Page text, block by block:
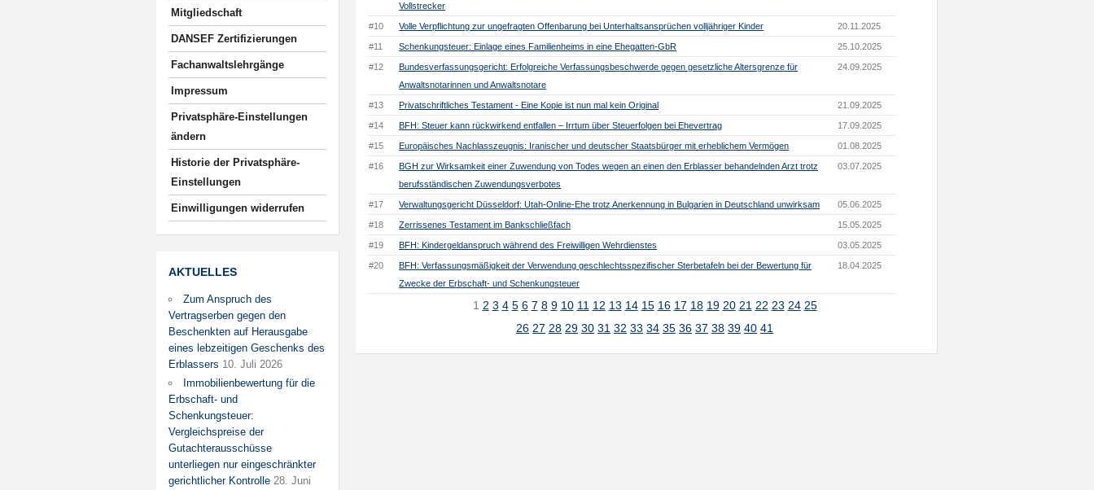
Mitgliedschaft
DANSEF Zertifizierungen
Fachanwaltslehrgänge
Impressum
Privatsphäre-Einstellungen
ändern
Historie der Privatsphäre-
Einstellungen
Einwilligungen widerrufen
AKTUELLES
Zum Anspruch des
Vertragserben gegen den
Beschenkten auf Herausgabe
eines lebzeitigen Geschenks des
Erblassers 10. Juli 2026
Immobilienbewertung für die
Erbschaft- und
Schenkungsteuer:
Vergleichspreise der
Gutachterausschüsse
unterliegen nur eingeschränkter
gerichtlicher Kontrolle 28. Juni
Vollstrecker
#10 Volle Verpflichtung zur ungefragten Offenbarung bei Unterhaltsansprüchen volljähriger Kinder 20.11.2025
#11 Schenkungsteuer: Einlage eines Familienheims in eine Ehegatten-GbR 25.10.2025
#12
Bundesverfassungsgericht: Erfolgreiche Verfassungsbeschwerde gegen gesetzliche Altersgrenze für
Anwaltsnotarinnen und Anwaltsnotare
24.09.2025
#13 Privatschriftliches Testament - Eine Kopie ist nun mal kein Original 21.09.2025
#14 BFH: Steuer kann rückwirkend entfallen – Irrtum über Steuerfolgen bei Ehevertrag 17.09.2025
#15 Europäisches Nachlasszeugnis: Iranischer und deutscher Staatsbürger mit erheblichem Vermögen 01.08.2025
#16
BGH zur Wirksamkeit einer Zuwendung von Todes wegen an einen den Erblasser behandelnden Arzt trotz
berufsständischen Zuwendungsverbotes
03.07.2025
#17 Verwaltungsgericht Düsseldorf: Utah-Online-Ehe trotz Anerkennung in Bulgarien in Deutschland unwirksam 05.06.2025
#18 Zerrissenes Testament im Bankschließfach 15.05.2025
#19 BFH: Kindergeldanspruch während des Freiwilligen Wehrdienstes 03.05.2025
#20
BFH: Verfassungsmäßigkeit der Verwendung geschlechtsspezifischer Sterbetafeln bei der Bewertung für
Zwecke der Erbschaft- und Schenkungsteuer
18.04.2025
1 2 3 4 5 6 7 8 9 10 11 12 13 14 15 16 17 18 19 20 21 22 23 24 25
26 27 28 29 30 31 32 33 34 35 36 37 38 39 40 41